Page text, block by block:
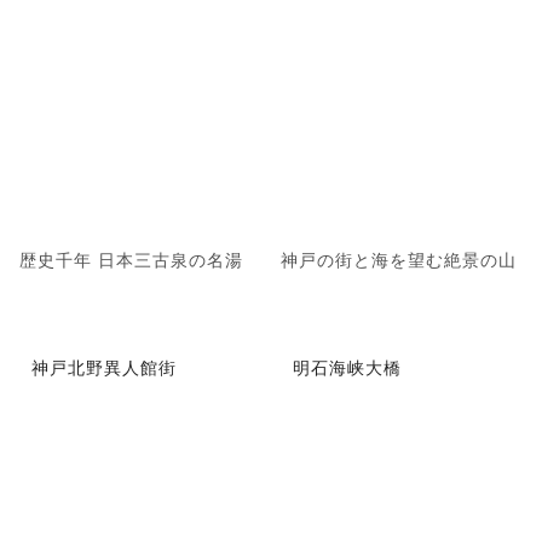
歴史千年 日本三古泉の名湯 神戸の街と海を望む絶景の山
神戸北野異人館街 明石海峡大橋